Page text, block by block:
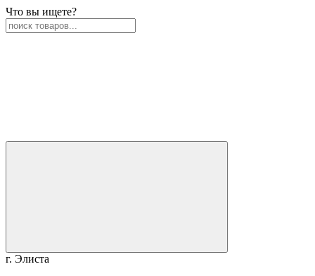
Что вы ищете?
г. Элиста